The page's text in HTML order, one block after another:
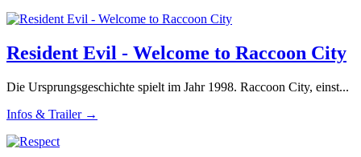
Resident Evil - Welcome to Raccoon City
Die Ursprungsgeschichte spielt im Jahr 1998. Raccoon City, einst...
Infos & Trailer →